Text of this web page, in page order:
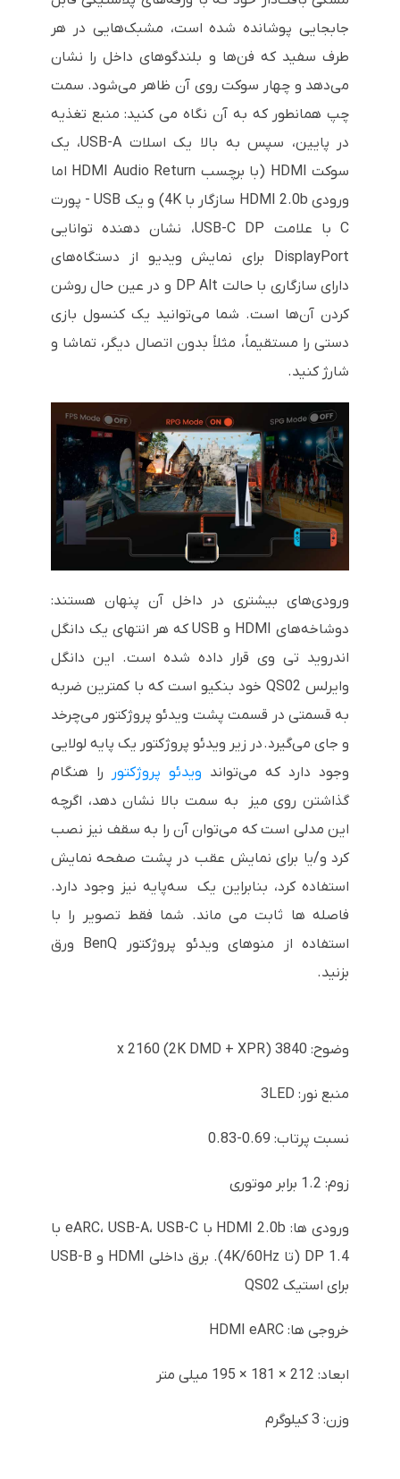
جابجایی پوشانده شده است، مشبک‌هایی در هر
طرف سفید که فن‌ها و بلندگوهای داخل را نشان
می‌دهد و چهار سوکت روی آن ظاهر می‌شود. سمت
چپ همانطور که به آن نگاه می کنید: منبع تغذیه
در پایین، سپس به بالا یک اسلات USB-A، یک
سوکت HDMI (با برچسب HDMI Audio Return اما
ورودی HDMI 2.0b سازگار با 4K) و یک USB - پورت
C با علامت USB-C DP، نشان دهنده توانایی
DisplayPort برای نمایش ویدیو از دستگاه‌های
دارای سازگاری با حالت DP Alt و در عین حال روشن
کردن آن‌ها است. شما می‌توانید یک کنسول بازی
دستی را مستقیماً، مثلاً بدون اتصال دیگر، تماشا و
شارژ کنید.
ورودی‌های بیشتری در داخل آن پنهان هستند:
دوشاخه‌های HDMI و USB که هر انتهای یک دانگل
اندروید تی وی قرار داده شده است. این دانگل
وایرلس QS02 خود بنکیو است که با کمترین ضربه
به قسمتی در قسمت پشت ویدئو پروژکتور می‌چرخد
و جای می‌گیرد.در زیر ویدئو پروژکتور یک پایه لولایی
وجود دارد که می‌تواند ویدئو پروژکتور
را هنگام
گذاشتن روی میز به سمت بالا نشان دهد، اگرچه
این مدلی است که می‌توان آن را به سقف نیز نصب
کرد و/یا برای نمایش عقب در پشت صفحه نمایش
استفاده کرد، بنابراین یک سه‌پایه نیز وجود دارد.
فاصله ها ثابت می ماند. شما فقط تصویر را با
استفاده از منوهای ویدئو پروژکتور BenQ ورق
بزنید.
وضوح: 3840 x 2160 (2K DMD + XPR)
منبع نور: 3LED
نسبت پرتاب: 0.69-0.83
زوم: 1.2 برابر موتوری
ورودی ها: HDMI 2.0b با eARC، USB-A، USB-C با
DP 1.4 (تا 4K/60Hz). برق داخلی HDMI و USB-B
برای استیک QS02
خروجی ها: HDMI eARC
ابعاد: 212 × 181 × 195 میلی متر
وزن: 3 کیلوگرم